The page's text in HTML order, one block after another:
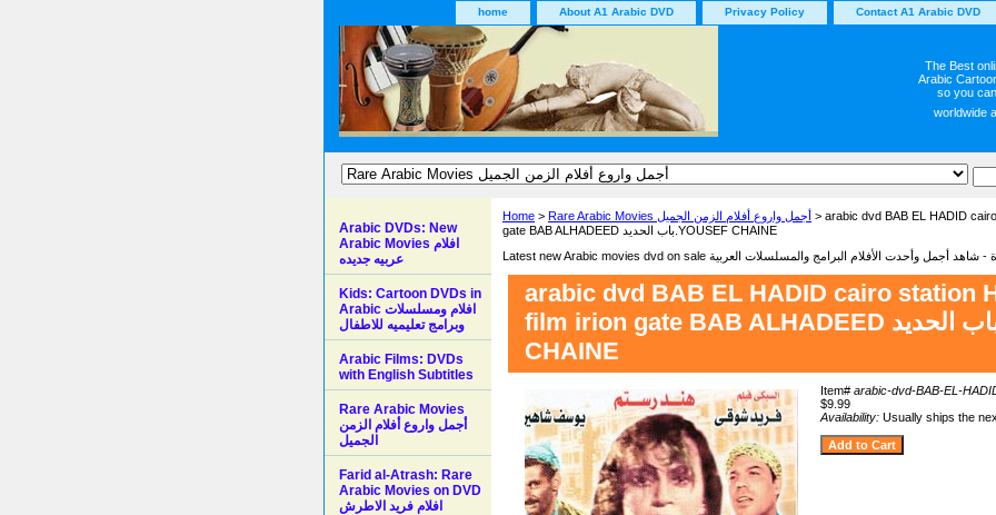
home About A1 Arabic DVD Privacy Policy Contact A1 Arabic DVD
The Best
Arabic
so you
worldwide
Home > Rare Arabic Movies أجمل واروع أفلام الزمن الجميل > arabic dvd BAB EL HADID
gate BAB ALHADEED باب الحديد.YOUSEF CHAINE
arabic dvd BAB EL HADID cairo station
film irion gate BAB ALHADEED باب الحديد.YOUSEF
CHAINE
Item# arabic-dvd-BAB-EL-
$9.99
Availability: Usually ships the
Arabic DVDs: New
Arabic Movies افلام
عربيه جديده
Kids: Cartoon DVDs in
Arabic افلام ومسلسلات
وبرامج تعليميه للاطفال
Arabic Films: DVDs
with English Subtitles
Rare Arabic Movies
أجمل واروع أفلام الزمن
الجميل
Farid al-Atrash: Rare
Arabic Movies on DVD
افلام فريد الاطرش